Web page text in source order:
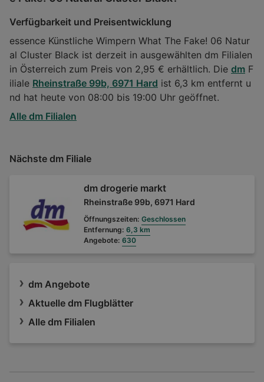
Verfügbarkeit und Preisentwicklung
essence Künstliche Wimpern What The Fake! 06 Natur
al Cluster Black ist derzeit in ausgewählten dm Filialen
in Österreich zum Preis von 2,95 € erhältlich. Die dm F
iliale Rheinstraße 99b, 6971 Hard ist 6,3 km entfernt u
nd hat heute von 08:00 bis 19:00 Uhr geöffnet.
Alle dm Filialen
Nächste dm Filiale
dm drogerie markt
Rheinstraße 99b, 6971 Hard
Öffnungszeiten: Geschlossen
Entfernung: 6,3 km
Angebote: 630
dm Angebote
Aktuelle dm Flugblätter
Alle dm Filialen